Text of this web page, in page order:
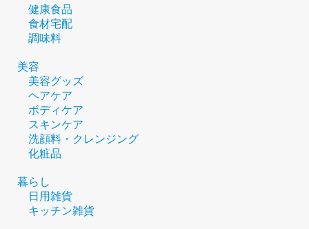
健康食品
食材宅配
調味料
美容
美容グッズ
ヘアケア
ボディケア
スキンケア
洗顔料・クレンジング
化粧品
暮らし
日用雑貨
キッチン雑貨